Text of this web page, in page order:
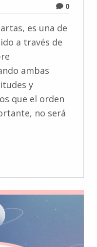
0
es una de
a través de
ambas
y
que el orden
no será